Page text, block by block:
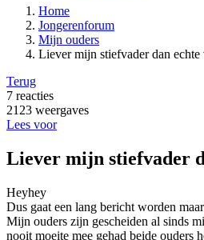
Home
Jongerenforum
Mijn ouders
Liever mijn stiefvader dan echte
Terug
7 reacties
2123 weergaves
Lees voor
Liever mijn stiefvader
Heyhey
Dus gaat een lang bericht worden
Mijn ouders zijn gescheiden al sinds
nooit moeite mee gehad beide ouders